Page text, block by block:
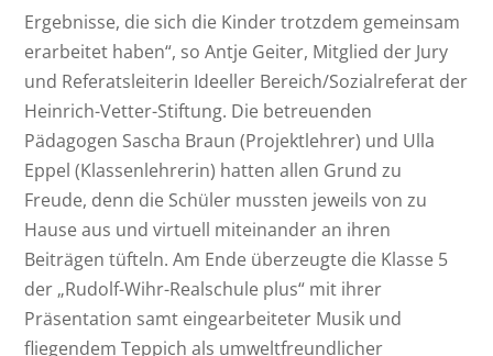
Ergebnisse, die sich die Kinder trotzdem gemeinsam
erarbeitet haben“, so Antje Geiter, Mitglied der Jury
und Referatsleiterin Ideeller Bereich/Sozialreferat der
Heinrich-Vetter-Stiftung. Die betreuenden
Pädagogen Sascha Braun (Projektlehrer) und Ulla
Eppel (Klassenlehrerin) hatten allen Grund zu
Freude, denn die Schüler mussten jeweils von zu
Hause aus und virtuell miteinander an ihren
Beiträgen tüfteln. Am Ende überzeugte die Klasse 5
der „Rudolf-Wihr-Realschule plus“ mit ihrer
Präsentation samt eingearbeiteter Musik und
fliegendem Teppich als umweltfreundlicher